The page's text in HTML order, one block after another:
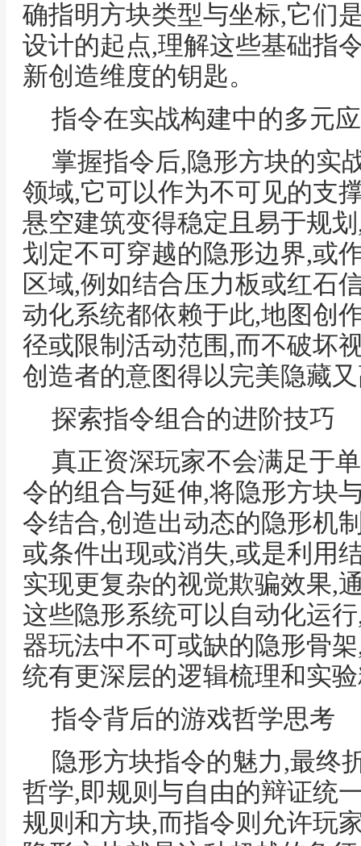
确指明方块类型与坐标,它们
设计的起点,理解这些基础指
新创造维度的钥匙。
指令在实战构建中的多元
掌握指令后,隐形方块的实
领域,它可以作为不可见的支
悬空建筑变得稳定且易于规
划定不可穿越的隐形边界,或
区域,例如结合压力板或红石
动化系统都依赖于此,地图创
径或限制活动范围,而不破坏
创造者的意图得以完美隐藏
探索指令组合的进阶技巧
真正资深玩家不会满足于
令的组合与延伸,将隐形方块
令结合,创造出动态的隐形机
或条件出现或消失,或是利用
实现更复杂的视觉欺骗效果,
这些隐形系统可以自动化运
器玩法中不可或缺的隐形骨
统有更深层的逻辑梳理和实
指令背后的游戏哲学思考
隐形方块指令的魅力,最终
哲学,即规则与自由的辩证统
规则和方块,而指令则允许玩